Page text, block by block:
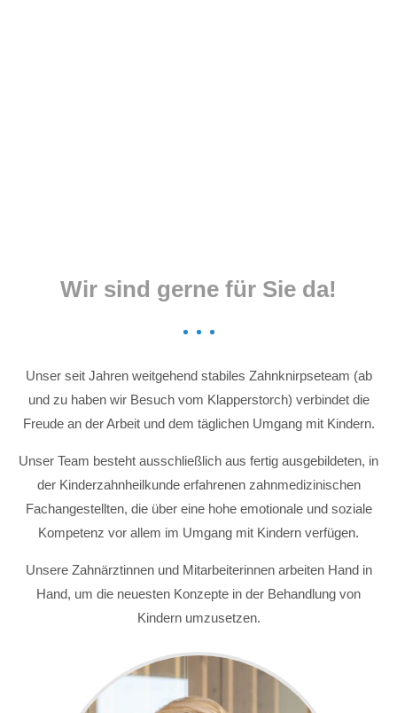
Wir sind gerne für Sie da!
Unser seit Jahren weitgehend stabiles Zahnknirpseteam (ab
und zu haben wir Besuch vom Klapperstorch) verbindet die
Freude an der Arbeit und dem täglichen Umgang mit Kindern.
Unser Team besteht ausschließlich aus fertig ausgebildeten, in
der Kinderzahnheilkunde erfahrenen zahnmedizinischen
Fachangestellten, die über eine hohe emotionale und soziale
Kompetenz vor allem im Umgang mit Kindern verfügen.
Unsere Zahnärztinnen und Mitarbeiterinnen arbeiten Hand in
Hand, um die neuesten Konzepte in der Behandlung von
Kindern umzusetzen.